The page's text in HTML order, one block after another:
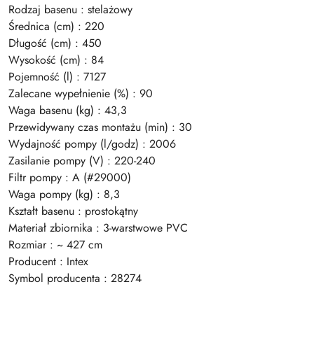
Rodzaj basenu : stelażowy
Średnica (cm) : 220
Długość (cm) : 450
Wysokość (cm) : 84
Pojemność (l) : 7127
Zalecane wypełnienie (%) : 90
Waga basenu (kg) : 43,3
Przewidywany czas montażu (min) : 30
Wydajność pompy (l/godz) : 2006
Zasilanie pompy (V) : 220-240
Filtr pompy : A (#29000)
Waga pompy (kg) : 8,3
Kształt basenu : prostokątny
Materiał zbiornika : 3-warstwowe PVC
Rozmiar : ~ 427 cm
Producent : Intex
Symbol producenta : 28274